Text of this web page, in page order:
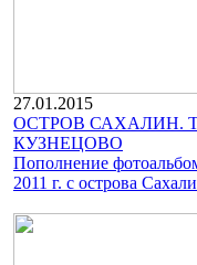
27.01.2015
ОСТРОВ САХАЛИН.
КУЗНЕЦОВО
Пополнение
2011 г. с острова